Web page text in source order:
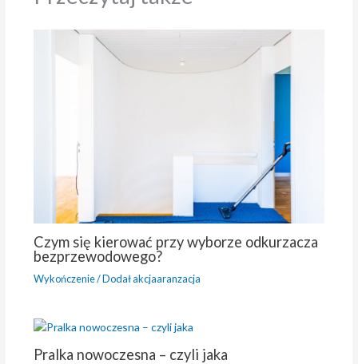
Czym się kierować przy wyborze odkurzacza
bezprzewodowego?
Wykończenie/ Dodałakcjaaranzacja
Pralka nowoczesna – czyli jaka